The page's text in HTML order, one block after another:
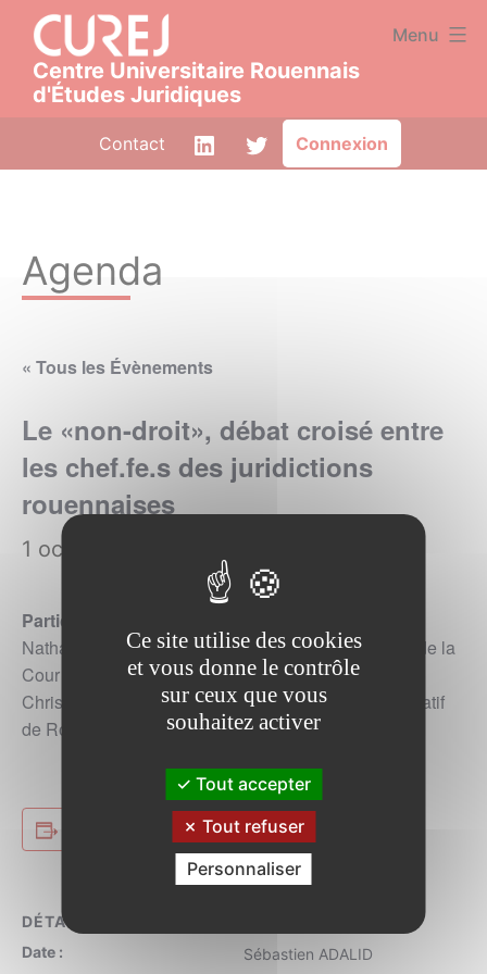
Aller
contenu
Centre Universitaire Rouennais
d'Études Juridiques
Rouennais
d'Études
Menu
Contact LinkedIn Twitter
Connexion
Agenda
« Tous les Évènements
Le «non-droit», débat croisé entre
les chef.fe.s des juridictions
rouennaises
1 octobre à 18h00
Participants :
Nathalie Bourgeois de Ryck – Première présidente de la
Cour d’appel de Rouen
Christine Grenier – Présidente du Tribunal administratif
de Rouen
Ajouter au calendrier
DÉTAILS
Date :
Sébastien ADALID
Panneau de gestion des cookies
Ce site utilise des cookies
et vous donne le contrôle
sur ceux que vous
souhaitez activer
Tout accepter
Tout refuser
Personnaliser